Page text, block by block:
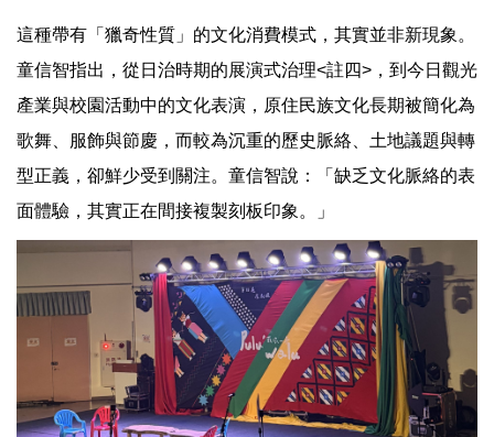
這種帶有「獵奇性質」的文化消費模式，其實並非新現象。
童信智指出，從日治時期的展演式治理<註四>，到今日觀光
產業與校園活動中的文化表演，原住民族文化長期被簡化為
歌舞、服飾與節慶，而較為沉重的歷史脈絡、土地議題與轉
型正義，卻鮮少受到關注。童信智說：「缺乏文化脈絡的表
面體驗，其實正在間接複製刻板印象。」